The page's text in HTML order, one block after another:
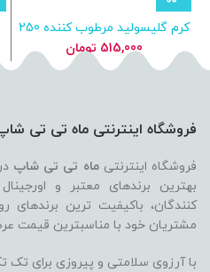
کرم گلیسولید مرطوب کننده 250
میلی لیتر
515,000 تومان
فروشگاه اینترنتی ماه تی تی
فروشگاه اینترنتیماه تی تی شاپ
بهترین برندهای معتبر و
کنندگان، باکیفیت ترین برندهای
مشتریان خود با مناسبترین قیمت
با آرزوی سلامتی و پیروزی برای تک